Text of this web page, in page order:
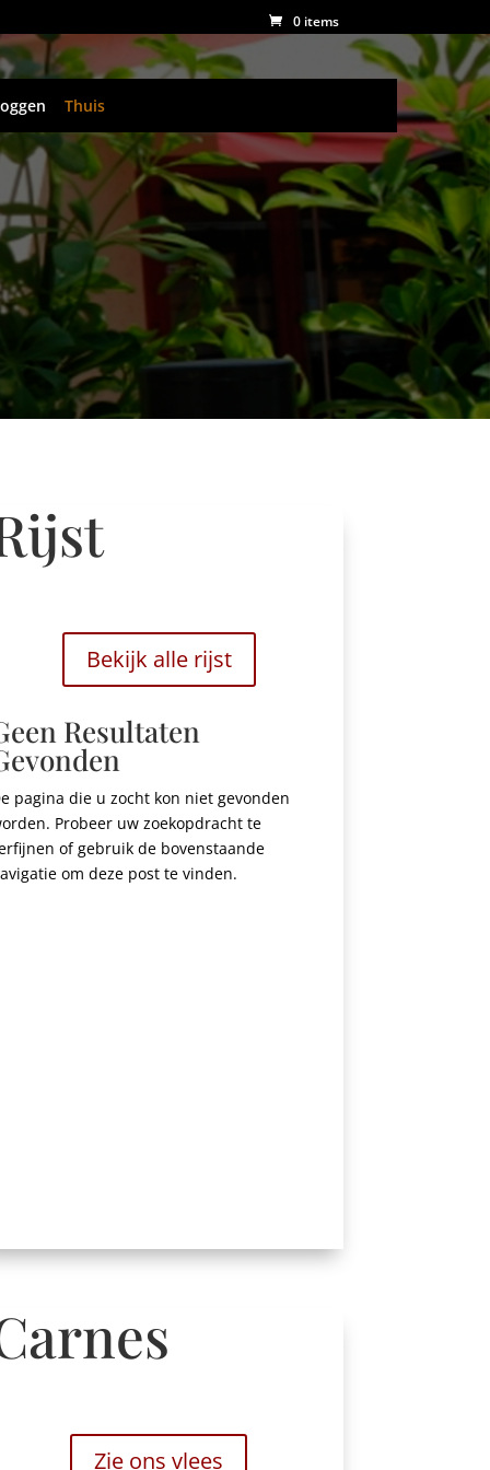
0 items
Thuis
Bekijk alle rijst
Resultaten
pagina die u zocht kon niet gevonden
Probeer uw zoekopdracht te
of gebruik de bovenstaande
om deze post te vinden.
Zie ons vlees